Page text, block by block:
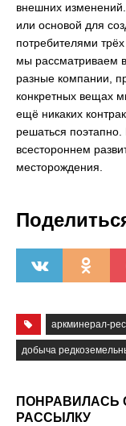
внешних
или основой для
потребителями
мы рассматриваем
разные компании,
конкретных вещах
ещё никаких
решаться
всестороннем
месторождения.
аркминерал-
добыча
ПОНРАВИЛАСЬ
РАССЫЛКУ